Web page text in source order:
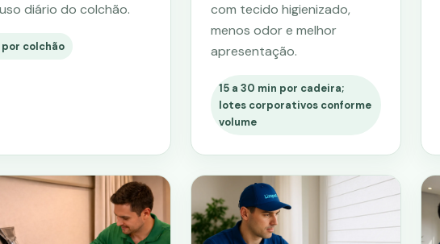
diário do colchão.
por colchão
com tecido higienizado,
menos odor e melhor
apresentação.
15 a 30 min por cadeira;
lotes corporativos conforme
volume